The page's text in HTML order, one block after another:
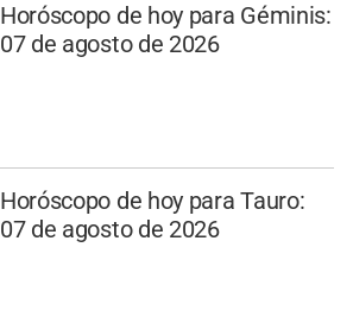
Horóscopo de hoy para Géminis:
07 de agosto de 2026
Horóscopo de hoy para Tauro:
07 de agosto de 2026